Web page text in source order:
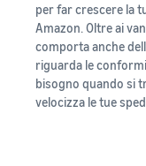
per far crescere la
Amazon. Oltre ai
comporta anche
riguarda le
bisogno quando si
velocizza le tue